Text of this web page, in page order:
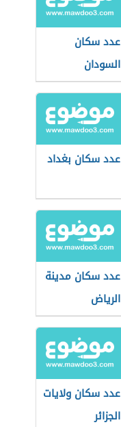
عدد سكان
السودان
عدد سكان بغداد
عدد سكان مدينة
الرياض
عدد سكان ولايات
الجزائر